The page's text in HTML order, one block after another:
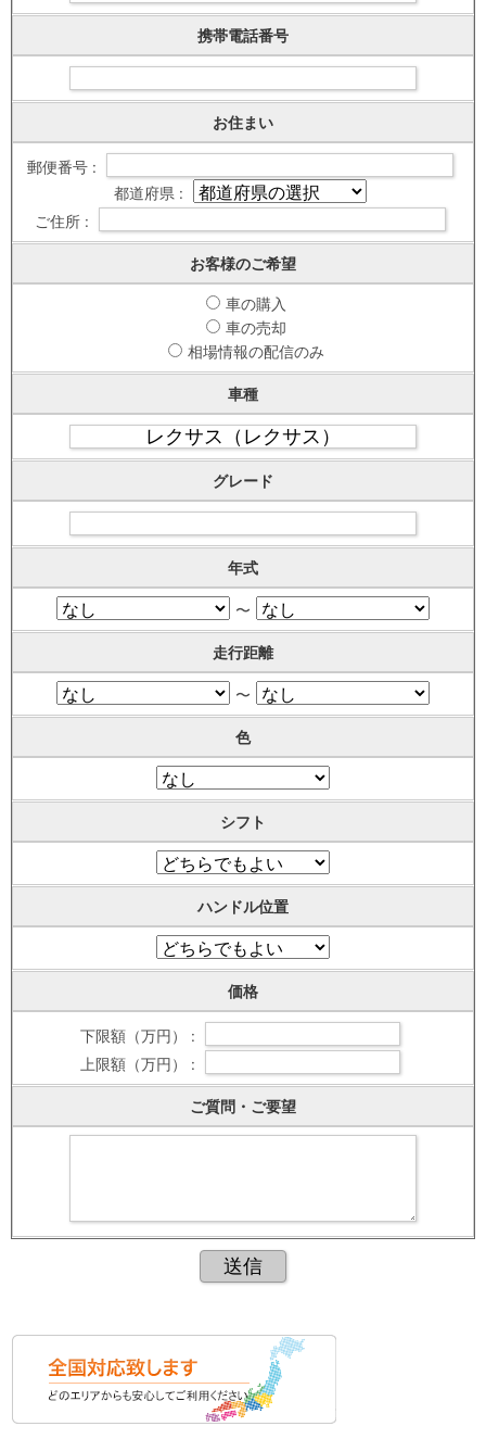
携帯電話番号
お住まい
郵便番号 :
都道府県 :
ご住所 :
お客様のご希望
車の購入
車の売却
相場情報の配信のみ
車種
グレード
年式
〜
走行距離
〜
色
シフト
ハンドル位置
価格
下限額（万円） :
上限額（万円） :
ご質問・ご要望